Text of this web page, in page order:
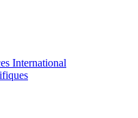
International